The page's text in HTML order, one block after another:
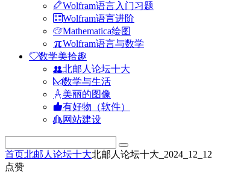
Wolfram语言入门习题
Wolfram语言进阶
Mathematica绘图
Wolfram语言与数学
数学美拾趣
北邮人论坛十大
数学与生活
美丽的图像
有好物（软件）
网站建设
首页北邮人论坛十大北邮人论坛十大_2024_12_12
点赞